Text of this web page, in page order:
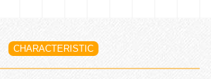
CHARACTERISTIC